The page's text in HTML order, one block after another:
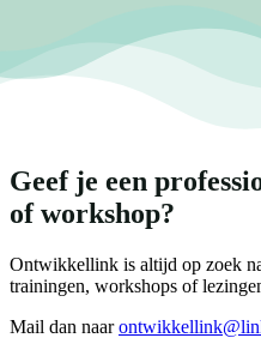
Geef je een
of workshop?
Ontwikkellink is altijd op zoek
trainingen, workshops of
Mail dan naar